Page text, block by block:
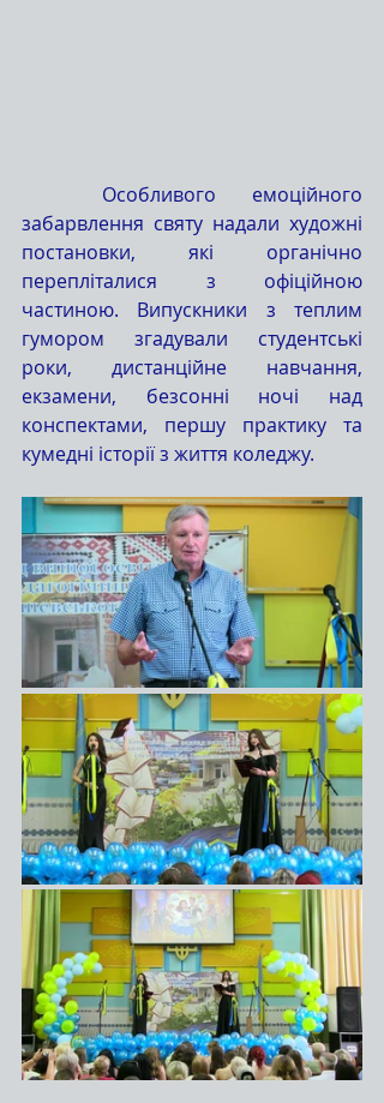
забарвлення святу надали художні
постановки, які органічно
перепліталися з офіційною
частиною. Випускники з теплим
гумором згадували студентські
роки, дистанційне навчання,
екзамени, безсонні ночі над
конспектами, першу практику та
кумедні історії з життя коледжу.